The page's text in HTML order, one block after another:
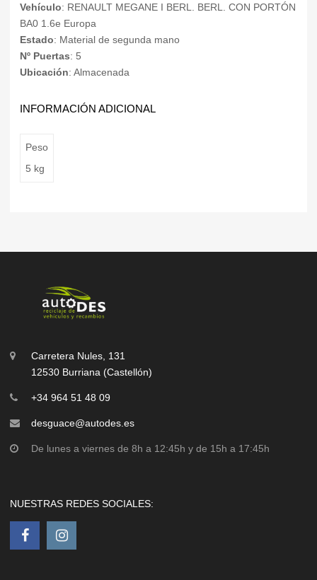
Vehículo: RENAULT MEGANE I BERL. BERL. CON PORTÓN
BA0 1.6e Europa
Estado: Material de segunda mano
Nº Puertas: 5
Ubicación: Almacenada
INFORMACIÓN ADICIONAL
Peso
5 kg
Carretera Nules, 131
12530 Burriana (Castellón)
+34 964 51 48 09
desguace@autodes.es
De lunes a viernes de 8h a 12:45h y de 15h a 17:45h
NUESTRAS REDES SOCIALES: